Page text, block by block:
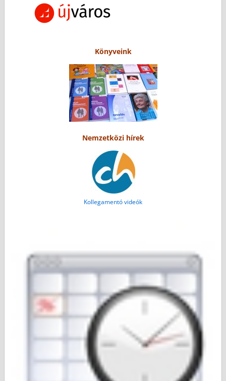
Könyveink
Nemzetközi hírek
Kollegamentó videók